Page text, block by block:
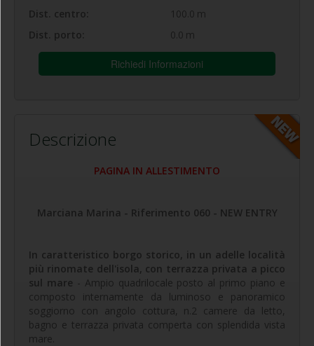
Dist. centro:
100.0 m
Dist. porto:
0.0 m
Richiedi Informazioni
Descrizione
PAGINA IN ALLESTIMENTO
Marciana Marina - Riferimento 060 - NEW ENTRY
In caratteristico borgo storico, in un adelle località
più rinomate dell'isola, con terrazza privata a picco
sul mare - Ampio quadrilocale posto al primo piano e
composto internamente da luminoso e panoramico
soggiorno con angolo cottura, n.2 camere da letto,
bagno e terrazza privata comperta con splendida vista
mare.